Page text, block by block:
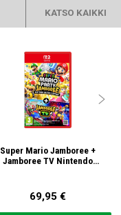
KATSO KAIKKI
Super Mario Jamboree +
Jamboree TV Nintendo
69,95 €
